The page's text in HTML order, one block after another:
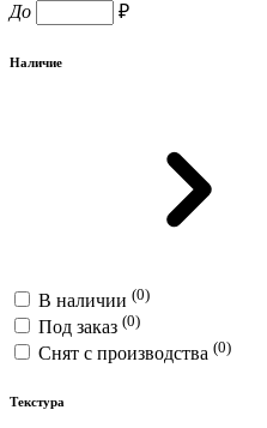
До
₽
Наличие
В наличии (0)
Под заказ (0)
Снят с производства (0)
Текстура